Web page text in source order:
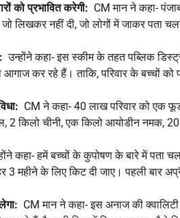
को प्रभावित करेगी: CM मान ने कहा-
लिखकर नहीं दी, जो लोगों में जाकर पता
उन्होंने कहा- इस स्कीम के तहत पब्लिक
कर रहे हैं। ताकि, परिवार के बच्चों को
CM ने कहा- 40 लाख परिवार को एक
2 किलो चीनी, एक किलो आयोडीन नमक,
कहा- हमें बच्चों के कुपोषण के बारे में पता
महीने के लिए किट दी जाए। पहली बार
CM मान ने कहा- इस अनाज की